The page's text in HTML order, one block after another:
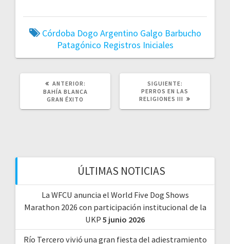
Córdoba Dogo Argentino Galgo Barbucho
Patagónico Registros Iniciales
ANTERIOR:
ANTERIOR:
BAHÍA BLANCA
GRAN ÉXITO
SIGUIENTE:
POST:
PERROS EN LAS
RELIGIONES III
ÚLTIMAS NOTICIAS
La WFCU anuncia el World Five Dog Shows
Marathon 2026 con participación institucional de la
UKP 5 junio 2026
Río Tercero vivió una gran fiesta del adiestramiento